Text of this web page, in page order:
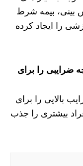
بینی، بیمه شرط
را ایجاد کرده
ضرایبی را برای
بالایی را برای
بیشتری را جذب